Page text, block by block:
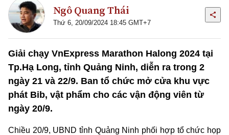
Ngô Quang Thái
Thứ 6, 20/09/2024 18:45 GMT+7
Giải chạy VnExpress Marathon Halong 2024 tại
Tp.Hạ Long, tỉnh Quảng Ninh, diễn ra trong 2
ngày 21 và 22/9. Ban tổ chức mở cửa khu vực
phát Bib, vật phẩm cho các vận động viên từ
ngày 20/9.
Chiều 20/9, UBND tỉnh Quảng Ninh phối hợp tổ chức họp